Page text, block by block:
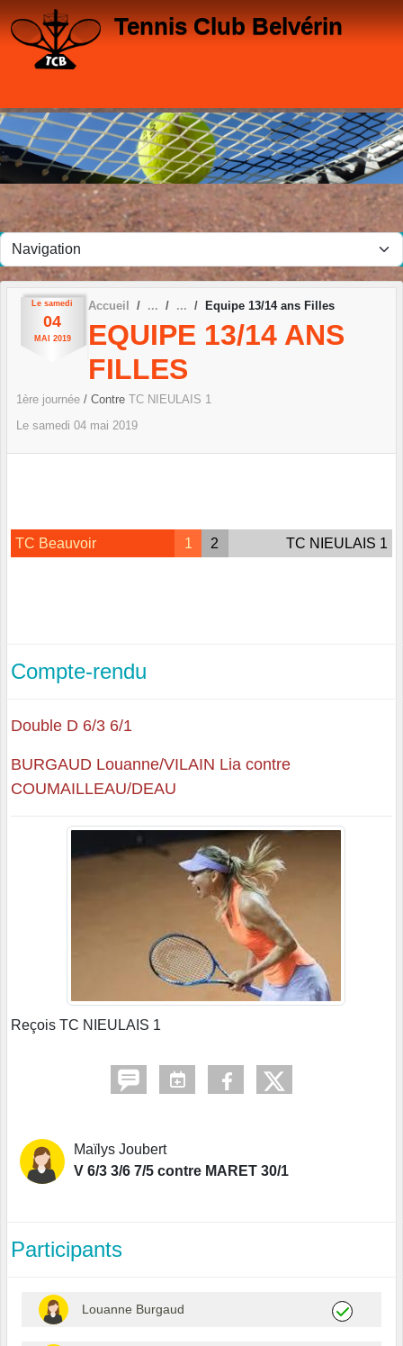
Tennis Club Belvérin
Le samedi
04
MAI 2019
Accueil Equipe 13/14 ans Filles
EQUIPE 13/14 ANS
FILLES
1ère journée / Contre TC NIEULAIS 1
Le samedi 04 mai 2019
TC Beauvoir 1 2 TC NIEULAIS 1
Compte-rendu
Double D 6/3 6/1
BURGAUD Louanne/VILAIN Lia contre
COUMAILLEAU/DEAU
Reçois TC NIEULAIS 1
Maïlys Joubert
V 6/3 3/6 7/5 contre MARET 30/1
Participants
Louanne Burgaud
Panneau de gestion des cookies